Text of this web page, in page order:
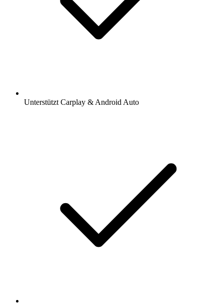
Unterstützt Carplay & Android Auto